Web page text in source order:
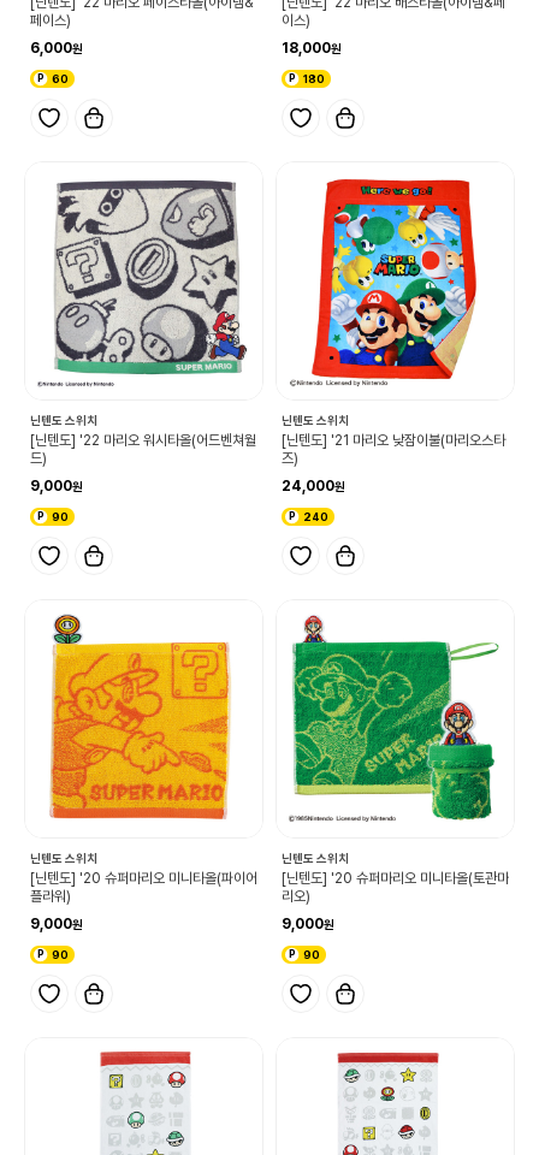
페이스)
6,000
60
이스)
18,000
180
닌텐도 스위치
[닌텐도] '22 마리오 워시타올(어드벤쳐월
드)
9,000
90
닌텐도 스위치
[닌텐도] '21 마리오 낮잠이불(마리오스타
즈)
24,000
240
닌텐도 스위치
[닌텐도] '20 슈퍼마리오 미니타올(파이어
플라워)
9,000
90
닌텐도 스위치
[닌텐도] '20 슈퍼마리오 미니타올(토관마
리오)
9,000
90